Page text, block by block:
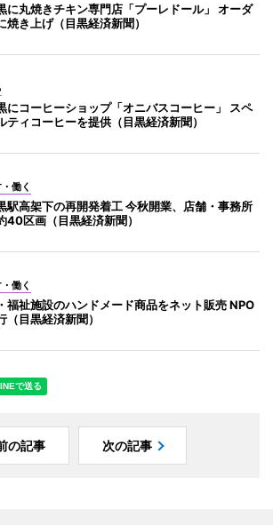
に丸焼きチキン専門店「プーレドール」 オーダ
焼き上げ（目黒経済新聞）
にコーヒーショップ「オニバスコーヒー」 スペ
ティコーヒーを提供（目黒経済新聞）
働く
駅高架下の再開発着工 今秋開業、店舗・事務所
40区画（目黒経済新聞）
働く
福祉施設のハンドメード商品をネット販売 NPO
（目黒経済新聞）
の記事 次の記事